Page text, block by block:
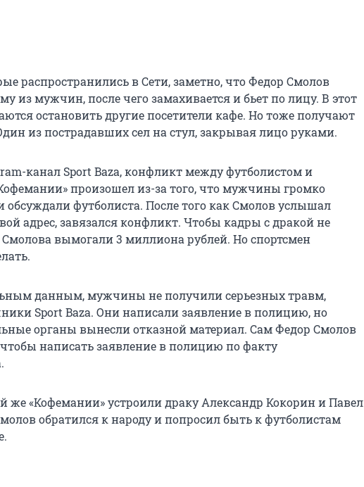
распространились в Сети, заметно, что Федор Смолов
из мужчин, после чего замахивается и бьет по лицу. В этот
остановить другие посетители кафе. Но тоже получают
из пострадавших сел на стул, закрывая лицо руками.
канал Sport Baza, конфликт между футболистом и
произошел из-за того, что мужчины громко
обсуждали футболиста. После того как Смолов услышал
адрес, завязался конфликт. Чтобы кадры с дракой не
Смолова вымогали3 миллиона рублей. Но спортсмен
данным, мужчины не получили серьезных травм,
Sport Baza. Они написали заявление в полицию, но
органы вынесли отказной материал. Сам Федор Смолов
написать заявление в полицию по факту
же «Кофемании» устроили драку Александр Кокорин и Павел
обратился к народу и попросил быть к футболистам